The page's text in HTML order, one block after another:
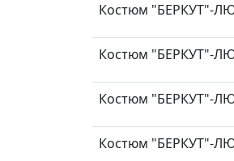
Костюм "БЕРКУТ"-
Костюм "БЕРКУТ"-
Костюм "БЕРКУТ"-
Костюм "БЕРКУТ"-